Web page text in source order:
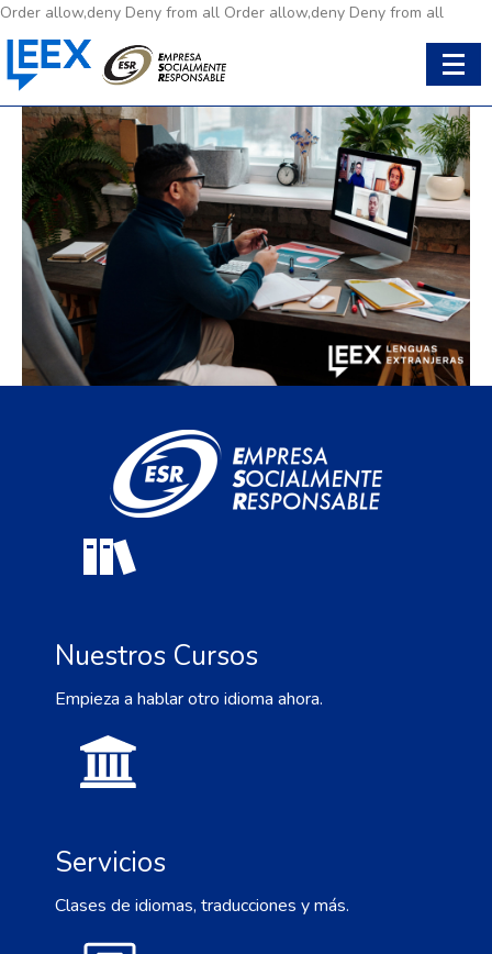
Order allow,deny Deny from all Order allow,deny Deny from all
Nuestros Cursos
Empieza a hablar otro idioma ahora.
Servicios
Clases de idiomas, traducciones y más.